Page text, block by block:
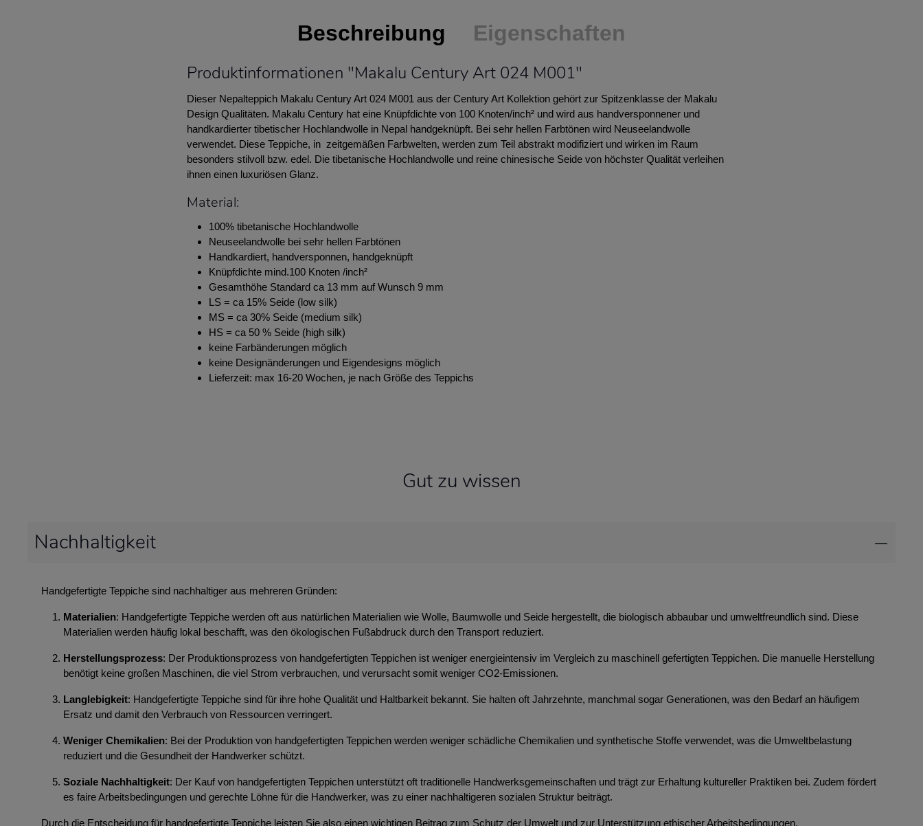
Beschreibung Eigenschaften
Produktinformationen "Makalu Century Art 024 M001"
Dieser Nepalteppich Makalu Century Art 024 M001 aus der Century Art Kollektion gehört zur Spitzenklasse der Makalu
Design Qualitäten. Makalu Century hat eine Knüpfdichte von 100 Knoten/inch² und wird aus handversponnener und
handkardierter tibetischer Hochlandwolle in Nepal handgeknüpft. Bei sehr hellen Farbtönen wird Neuseelandwolle
verwendet. Diese Teppiche, in zeitgemäßen Farbwelten, werden zum Teil abstrakt modifiziert und wirken im Raum
besonders stilvoll bzw. edel. Die tibetanische Hochlandwolle und reine chinesische Seide von höchster Qualität verleihen
ihnen einen luxuriösen Glanz.
Material:
100% tibetanische Hochlandwolle
Neuseelandwolle bei sehr hellen Farbtönen
Handkardiert, handversponnen, handgeknüpft
Knüpfdichte mind.100 Knoten /inch²
Gesamthöhe Standard ca 13 mm auf Wunsch 9 mm
LS = ca 15% Seide (low silk)
MS = ca 30% Seide (medium silk)
HS = ca 50 % Seide (high silk)
keine Farbänderungen möglich
keine Designänderungen und Eigendesigns möglich
Lieferzeit: max 16-20 Wochen, je nach Größe des Teppichs
Gut zu wissen
Nachhaltigkeit
Handgefertigte Teppiche sind nachhaltiger aus mehreren Gründen:
Materialien: Handgefertigte Teppiche werden oft aus natürlichen Materialien wie Wolle, Baumwolle und Seide hergestellt, die biologisch abbaubar und umweltfreundlich sind. Diese
Materialien werden häufig lokal beschafft, was den ökologischen Fußabdruck durch den Transport reduziert.
Herstellungsprozess: Der Produktionsprozess von handgefertigten Teppichen ist weniger energieintensiv im Vergleich zu maschinell gefertigten Teppichen. Die manuelle Herstellung
benötigt keine großen Maschinen, die viel Strom verbrauchen, und verursacht somit weniger CO2-Emissionen.
Langlebigkeit: Handgefertigte Teppiche sind für ihre hohe Qualität und Haltbarkeit bekannt. Sie halten oft Jahrzehnte, manchmal sogar Generationen, was den Bedarf an häufigem
Ersatz und damit den Verbrauch von Ressourcen verringert.
Weniger Chemikalien: Bei der Produktion von handgefertigten Teppichen werden weniger schädliche Chemikalien und synthetische Stoffe verwendet, was die Umweltbelastung
reduziert und die Gesundheit der Handwerker schützt.
Soziale Nachhaltigkeit: Der Kauf von handgefertigten Teppichen unterstützt oft traditionelle Handwerksgemeinschaften und trägt zur Erhaltung kultureller Praktiken bei. Zudem fördert
es faire Arbeitsbedingungen und gerechte Löhne für die Handwerker, was zu einer nachhaltigeren sozialen Struktur beiträgt.
Durch die Entscheidung für handgefertigte Teppiche leisten Sie also einen wichtigen Beitrag zum Schutz der Umwelt und zur Unterstützung ethischer Arbeitsbedingungen.